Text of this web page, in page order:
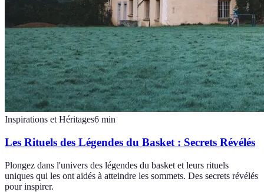
Inspirations et Héritages6 min
Les Rituels des Légendes du Basket : Secrets Révélés
Plongez dans l'univers des légendes du basket et leurs rituels
uniques qui les ont aidés à atteindre les sommets. Des secrets révélés
pour inspirer.